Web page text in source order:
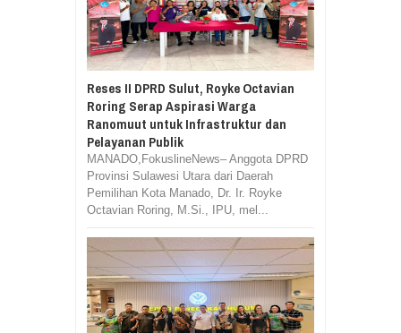
Reses II DPRD Sulut, Royke Octavian
Roring Serap Aspirasi Warga
Ranomuut untuk Infrastruktur dan
Pelayanan Publik
MANADO,FokuslineNews– Anggota DPRD
Provinsi Sulawesi Utara dari Daerah
Pemilihan Kota Manado, Dr. Ir. Royke
Octavian Roring, M.Si., IPU, mel...